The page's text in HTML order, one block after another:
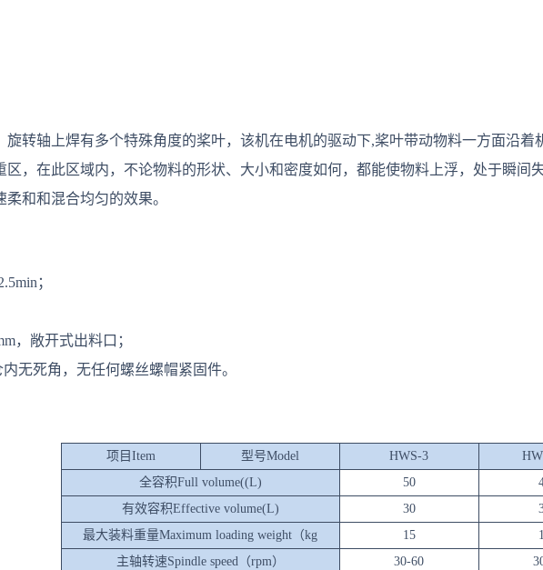
转轴上焊有多个特殊角度的桨叶，该机在电机的驱动下,桨叶带动物料一方面沿
区，在此区域内，不论物料的形状、大小和密度如何，都能使物料上浮，处于瞬间
和和混合均匀的效果。
；
，敞开式出料口；
无死角，无任何螺丝螺帽紧固件。
项目Item 型号Model HWS-3
全容积Full volume((L)
50
有效容积Effective volume(L)
30
最大装料重量Maximum loading weight（kg
15
主轴转速Spindle speed（rpm）
30-60